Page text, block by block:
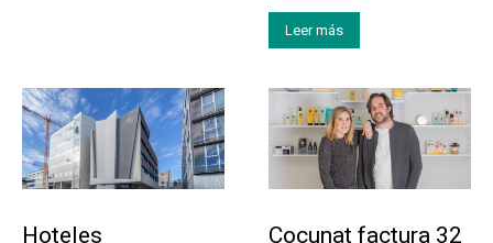
Leer más
Hoteles Cocunat factura 32